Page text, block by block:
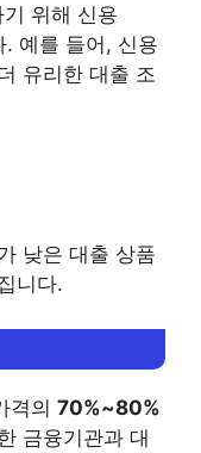
위해 신용
예를 들어, 신용
유리한 대출 조
낮은 대출 상품
니다.
격의 70%~80%
금융기관과 대